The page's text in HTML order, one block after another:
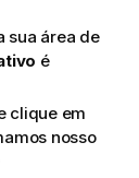
sua área de
é
clique em
nosso